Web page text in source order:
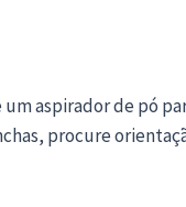
aspirador de pó
procure